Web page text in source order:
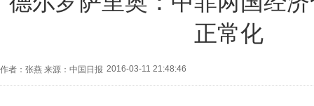
正常化
作者：张燕 来源：中国日报 2016-03-11 21:48:46